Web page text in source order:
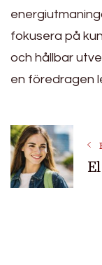
fokusera på
och hållbar
en föredragen
Post